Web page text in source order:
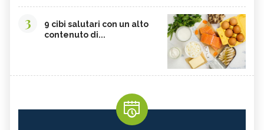
3
9 cibi salutari con un alto
contenuto di...